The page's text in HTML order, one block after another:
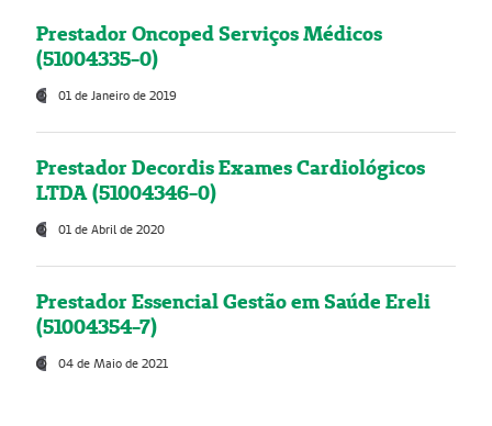
Prestador Oncoped Serviços Médicos
(51004335-0)
01 de Janeiro de 2019
Prestador Decordis Exames Cardiológicos
LTDA (51004346-0)
01 de Abril de 2020
Prestador Essencial Gestão em Saúde Ereli
(51004354-7)
04 de Maio de 2021